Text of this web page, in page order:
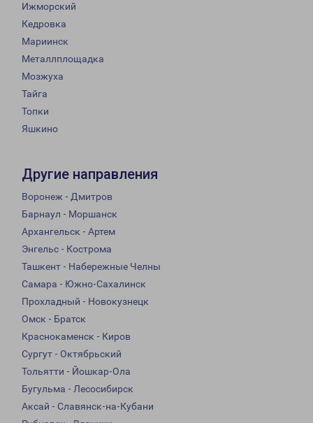
Ижморский
Кедровка
Мариинск
Металлплощадка
Мозжуха
Тайга
Топки
Яшкино
Другие направления
Воронеж - Дмитров
Барнаул - Моршанск
Архангельск - Артем
Энгельс - Кострома
Ташкент - Набережные Челны
Самара - Южно-Сахалинск
Прохладный - Новокузнецк
Омск - Братск
Краснокаменск - Киров
Сургут - Октябрьский
Тольятти - Йошкар-Ола
Бугульма - Лесосибирск
Аксай - Славянск-на-Кубани